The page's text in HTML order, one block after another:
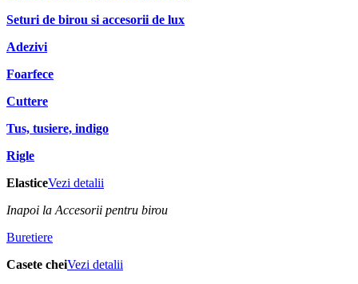
Seturi de birou si accesorii de lux
Adezivi
Foarfece
Cuttere
Tus, tusiere, indigo
Rigle
ElasticeVezi detalii
Inapoi la Accesorii pentru birou
Buretiere
Casete cheiVezi detalii